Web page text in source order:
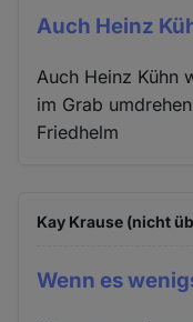
Auch Heinz
Auch Heinz Kühn
im Grab
Friedhelm
Kay Krause (nicht
Wenn es